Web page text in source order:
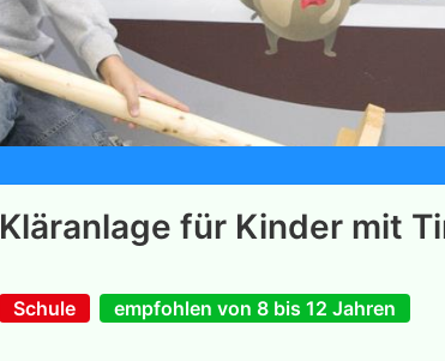
Kläranlage für Kinder mit
Schule empfohlen von 8 bis 12 Jahren